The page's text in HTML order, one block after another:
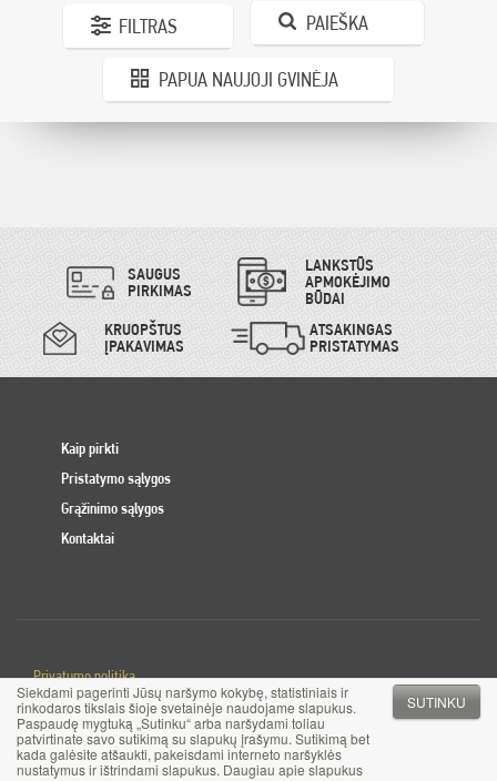
Siekdami pagerinti Jūsų naršymo kokybę, statistiniais ir
rinkodaros tikslais šioje svetainėje naudojame slapukus.
Paspaudę mygtuką „Sutinku“ arba naršydami toliau
patvirtinate savo sutikimą su slapukų įrašymu. Sutikimą bet
kada galėsite atšaukti, pakeisdami interneto naršyklės
nustatymus ir ištrindami slapukus. Daugiau apie slapukus
SUTINKU
FILTRAS PAIEŠKA
PAPUA NAUJOJI GVINĖJA
SAUGUS
PIRKIMAS
LANKSTŪS
APMOKĖJIMO
BŪDAI
KRUOPŠTUS
ĮPAKAVIMAS
ATSAKINGAS
PRISTATYMAS
Kaip pirkti
Pristatymo sąlygos
Grąžinimo sąlygos
Kontaktai
Privatumo politika
Slapuku politika
© 2017 MB Pinigai.lt. Visos teisės saugomos